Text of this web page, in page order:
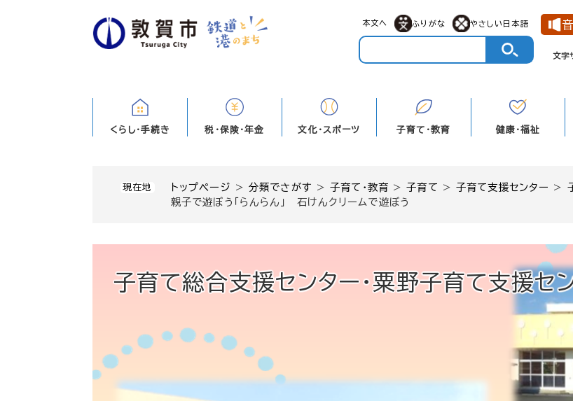
メニューを飛ばして本文へ
本文へ ふりがな やさしい日本語
文字
くらし・手続き 税・保険・年金 文化・スポーツ 子育て・教育 健康・福祉
現在地 トップページ >分類でさがす >子育て・教育 >子育て >子育て支援センター >
親子で遊ぼう「らんらん」 石けんクリームで遊ぼう
子育て総合支援センター・粟野子育て支援セ